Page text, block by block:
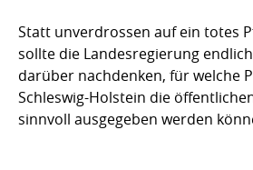
Statt unverdrossen auf ein totes
sollte die Landesregierung
darüber nachdenken, für welche
Schleswig-Holstein die
sinnvoll ausgegeben werden